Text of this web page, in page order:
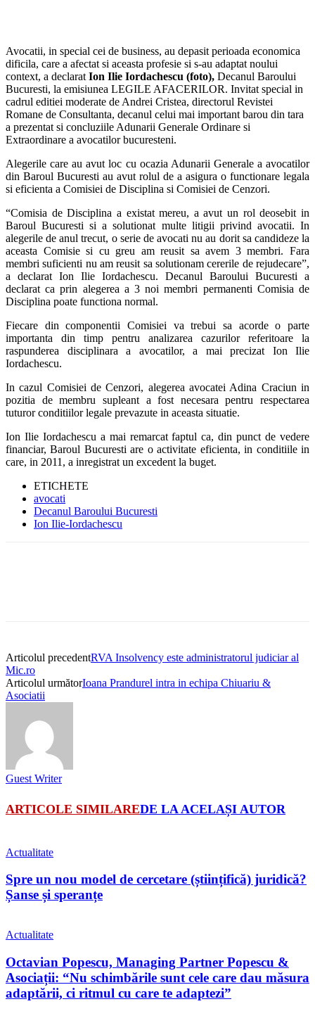
Avocatii, in special cei de business, au depasit perioada economica
dificila, care a afectat si aceasta profesie si s-au adaptat noului
context, a declarat Ion Ilie Iordachescu (foto), Decanul Baroului
Bucuresti, la emisiunea LEGILE AFACERILOR. Invitat special in
cadrul editiei moderate de Andrei Cristea, directorul Revistei
Romane de Consultanta, decanul celui mai important barou din tara
a prezentat si concluziile Adunarii Generale Ordinare si
Extraordinare a avocatilor bucuresteni.
Alegerile care au avut loc cu ocazia Adunarii Generale a avocatilor
din Baroul Bucuresti au avut rolul de a asigura o functionare legala
si eficienta a Comisiei de Disciplina si Comisiei de Cenzori.
“Comisia de Disciplina a existat mereu, a avut un rol deosebit in
Baroul Bucuresti si a solutionat multe litigii privind avocatii. In
alegerile de anul trecut, o serie de avocati nu au dorit sa candideze la
aceasta Comisie si cu greu am reusit sa avem 3 membri. Fara
membri suficienti nu am reusit sa solutionam cererile de rejudecare”,
a declarat Ion Ilie Iordachescu. Decanul Baroului Bucuresti a
declarat ca prin alegerea a 3 noi membri permanenti Comisia de
Disciplina poate functiona normal.
Fiecare din componentii Comisiei va trebui sa acorde o parte
importanta din timp pentru analizarea cazurilor referitoare la
raspunderea disciplinara a avocatilor, a mai precizat Ion Ilie
Iordachescu.
In cazul Comisiei de Cenzori, alegerea avocatei Adina Craciun in
pozitia de membru supleant a fost necesara pentru respectarea
tuturor conditiilor legale prevazute in aceasta situatie.
Ion Ilie Iordachescu a mai remarcat faptul ca, din punct de vedere
financiar, Baroul Bucuresti are o activitate eficienta, in conditiile in
care, in 2011, a inregistrat un excedent la buget.
ETICHETE
avocati
Decanul Baroului Bucuresti
Ion Ilie-Iordachescu
Articolul precedentRVA Insolvency este administratorul judiciar al
Mic.ro
Articolul următorIoana Prandurel intra in echipa Chiuariu &
Asociatii
Guest Writer
ARTICOLE SIMILAREDE LA ACELAȘI AUTOR
Actualitate
Spre un nou model de cercetare (științifică) juridică?
Șanse și speranțe
Actualitate
Octavian Popescu, Managing Partner Popescu &
Asociații: “Nu schimbările sunt cele care dau măsura
adaptării, ci ritmul cu care te adaptezi”